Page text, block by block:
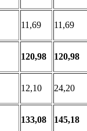
11,69 11,69
120,98 120,98
12,10 24,20
133,08 145,18